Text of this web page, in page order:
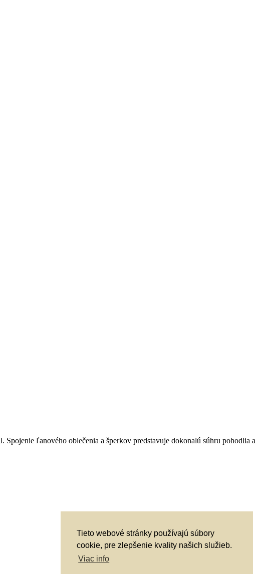
Tieto webové stránky používajú súbory
cookie, pre zlepšenie kvality našich služieb.
Viac info
ľanového oblečenia a šperkov predstavuje dokonalú súhru pohodlia a